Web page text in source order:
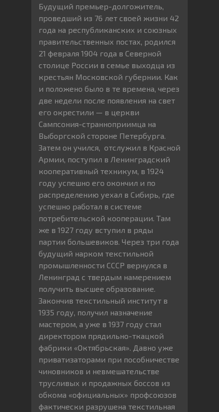
Будущий премьер-долгожитель,
проведший из 76 лет своей жизни 42
года на республиканских и союзных
правительственных постах, родился
21 февраля 1904 года в Северной
столице России в семье выходца из
крестьян Московской губернии. Как
и положено было в те времена, через
две недели после появления на свет
его окрестили — в церкви
Сампсония-странноприимца на
Выборгской стороне Петербурга.
Затем он учился, отслужил в Красной
Армии, поступил в Ленинградский
кооперативный техникум, в 1924
году успешно его окончил и по
распределению уехал в Сибирь, где
успешно работал в системе
потребительской кооперации. Там
же в 1927 году вступил в ряды
партии большевиков. Через три года
будущий нарком текстильной
промышленности СССР вернулся в
Ленинград с твердым намерением
получить высшее образование.
Закончив текстильный институт в
1935 году, получил назначение
мастером, а уже в 1937 году стал
директором прядильно-ткацкой
фабрики «Октябрьская». Давно уже
приватизаторами при пособничестве
чиновников и невмешательстве
трусливых и продажных боссов из
обкома «официальных» профсоюзов
фактически разрушена текстильная